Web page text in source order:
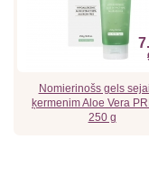
Nomierinošs gels
ķermenim Aloe Vera
250 g